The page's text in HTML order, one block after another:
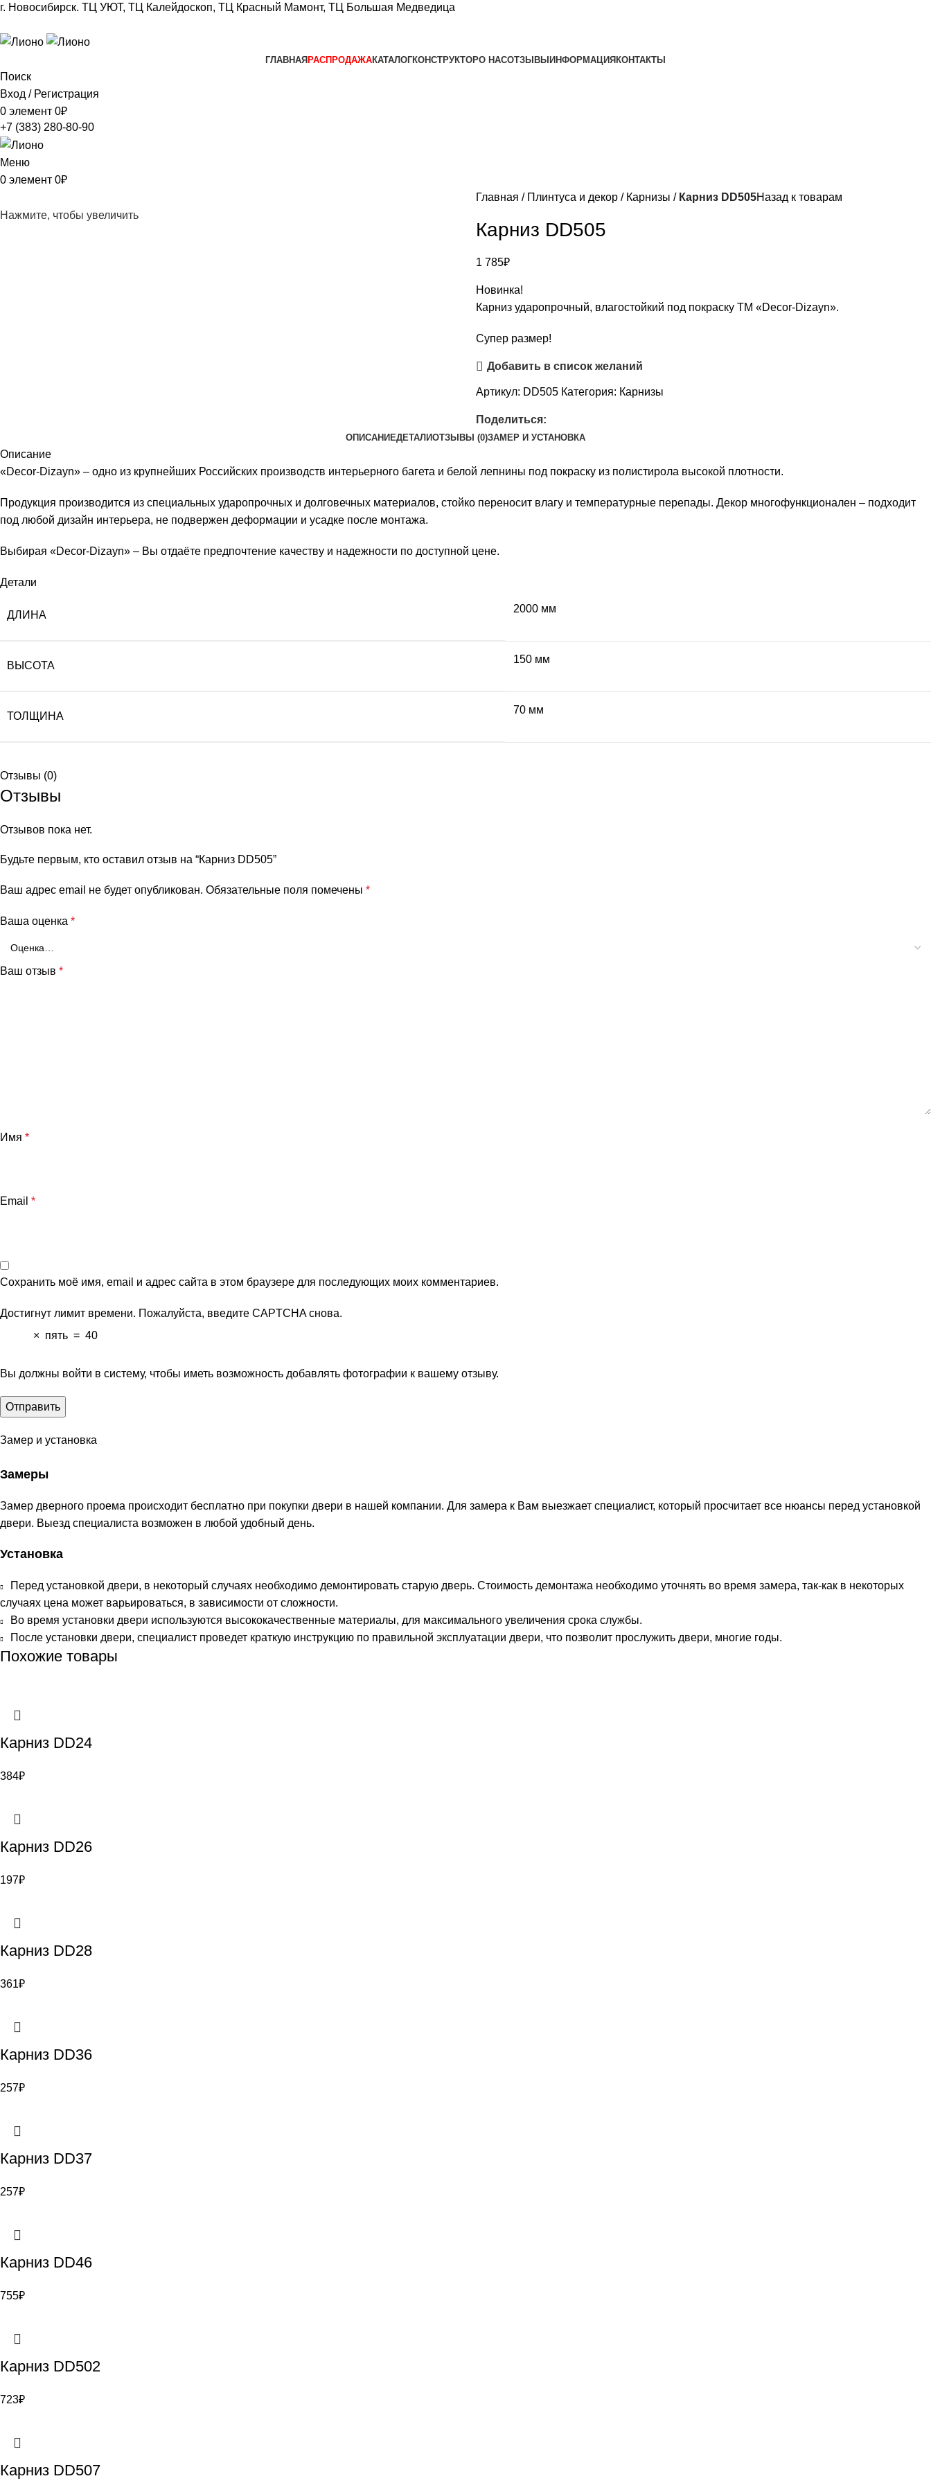
г. Новосибирск. ТЦ УЮТ, ТЦ Калейдоскоп, ТЦ Красный Мамонт, ТЦ Большая Медведица​
ГЛАВНАЯ РАСПРОДАЖАКАТАЛОГКОНСТРУКТОРО НАСОТЗЫВЫ ИНФОРМАЦИЯ КОНТАКТЫ
Поиск
Вход / Регистрация
0 элемент 0₽
+7 (383) 280-80-90
Меню
0 элемент 0₽
Нажмите, чтобы увеличить
Главная Плинтуса и декор Карнизы Карниз DD505Назад к товарам
Карниз DD505
1 785₽
Новинка!
Карниз ударопрочный, влагостойкий под покраску ТМ «Decor-Dizayn».
Супер размер!
Добавить в список желаний
Артикул: DD505 Категория: Карнизы
Поделиться:
ОПИСАНИЕДЕТАЛИОТЗЫВЫ (0)ЗАМЕР И УСТАНОВКА
Описание
«Decor-Dizayn» – одно из крупнейших Российских производств интерьерного багета и белой лепнины под покраску из полистирола высокой плотности.
Продукция производится из специальных ударопрочных и долговечных материалов, стойко переносит влагу и температурные перепады. Декор многофункционален – подходит
под любой дизайн интерьера, не подвержен деформации и усадке после монтажа.
Выбирая «Decor-Dizayn» – Вы отдаёте предпочтение качеству и надежности по доступной цене.
Детали
ДЛИНА
2000 мм
ВЫСОТА
150 мм
ТОЛЩИНА
70 мм
Отзывы (0)
Отзывы
Отзывов пока нет.
Будьте первым, кто оставил отзыв на “Карниз DD505”
Ваш адрес email не будет опубликован. Обязательные поля помечены *
Ваша оценка *
Ваш отзыв *
Имя *
Email *
Сохранить моё имя, email и адрес сайта в этом браузере для последующих моих комментариев.
Достигнут лимит времени. Пожалуйста, введите CAPTCHA снова.
× пять = 40
Вы должны войти в систему, чтобы иметь возможность добавлять фотографии к вашему отзыву.
Замер и установка
Замеры
Замер дверного проема происходит бесплатно при покупки двери в нашей компании. Для замера к Вам выезжает специалист, который просчитает все нюансы перед установкой
двери. Выезд специалиста возможен в любой удобный день.
Установка
Перед установкой двери, в некоторый случаях необходимо демонтировать старую дверь. Стоимость демонтажа необходимо уточнять во время замера, так-как в некоторых
случаях цена может варьироваться, в зависимости от сложности.
Во время установки двери используются высококачественные материалы, для максимального увеличения срока службы.
После установки двери, специалист проведет краткую инструкцию по правильной эксплуатации двери, что позволит прослужить двери, многие годы.
Похожие товары
Карниз DD24
384₽
Карниз DD26
197₽
Карниз DD28
361₽
Карниз DD36
257₽
Карниз DD37
257₽
Карниз DD46
755₽
Карниз DD502
723₽
Карниз DD507